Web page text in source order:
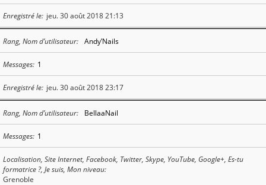
Enregistré le jeu. 30 août 2018 21:13
Rang, Nom d’utilisateur Andy’Nails
Messages 1
Enregistré le jeu. 30 août 2018 23:17
Rang, Nom d’utilisateur BellaaNail
Messages 1
Localisation, Site Internet, Facebook, Twitter, Skype, YouTube, Google+, Es-tu
formatrice ?, Je suis, Mon niveau
Grenoble